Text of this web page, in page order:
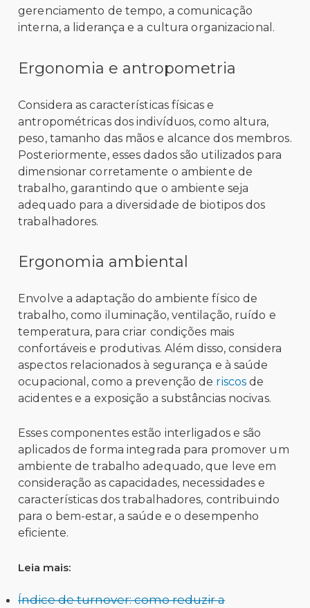
gerenciamento de tempo, a comunicação
interna, a liderança e a cultura organizacional.
Ergonomia e antropometria
Considera as características físicas e
antropométricas dos indivíduos, como altura,
peso, tamanho das mãos e alcance dos membros.
Posteriormente, esses dados são utilizados para
dimensionar corretamente o ambiente de
trabalho, garantindo que o ambiente seja
adequado para a diversidade de biotipos dos
trabalhadores.
Ergonomia ambiental
Envolve a adaptação do ambiente físico de
trabalho, como iluminação, ventilação, ruído e
temperatura, para criar condições mais
confortáveis e produtivas. Além disso, considera
aspectos relacionados à segurança e à saúde
ocupacional, como a prevenção de riscos de
acidentes e a exposição a substâncias nocivas.
Esses componentes estão interligados e são
aplicados de forma integrada para promover um
ambiente de trabalho adequado, que leve em
consideração as capacidades, necessidades e
características dos trabalhadores, contribuindo
para o bem-estar, a saúde e o desempenho
eficiente.
Leia mais:
Índice de turnover: como reduzir a